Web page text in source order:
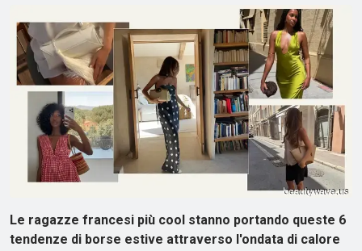
Le ragazze francesi più cool stanno portando queste 6
tendenze di borse estive attraverso l'ondata di calore